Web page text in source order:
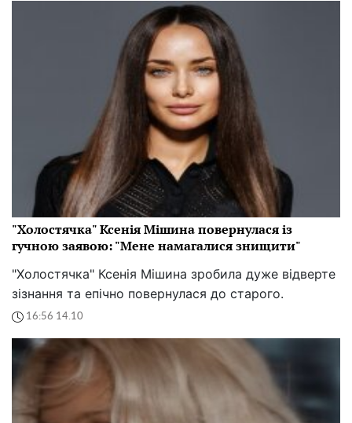
"Холостячка" Ксенія Мішина повернулася із
гучною заявою: "Мене намагалися знищити"
"Холостячка" Ксенія Мішина зробила дуже відверте
зізнання та епічно повернулася до старого.
16:56 14.10